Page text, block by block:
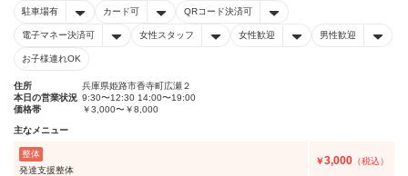
駐車場有 カード可 QRコード決済可
電子マネー決済可 女性スタッフ 女性歓迎 男性歓迎
お子様連れOK
住所
兵庫県姫路市香寺町広瀬２
本日の営業状況 9:30〜12:30 14:00〜19:00
価格帯
￥3,000〜￥8,000
主なメニュー
整体
発達支援整体
￥3,000 （税込）